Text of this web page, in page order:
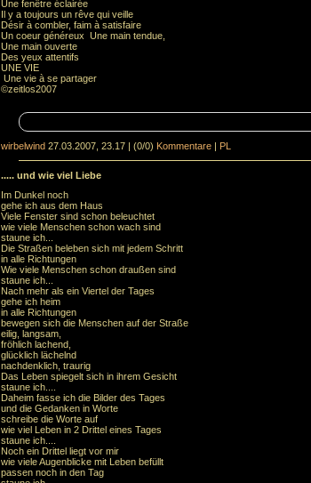
Une fenêtre éclairée
Il y a toujours un rêve qui veille
Désir à combler, faim à satisfaire
Un coeur généreux Une main tendue,
Une main ouverte
Des yeux attentifs
UNE VIE
Une vie à se partager
©zeitlos2007
wirbelwind 27.03.2007, 23.17 (0/0) Kommentare PL
..... und wie viel Liebe
Im Dunkel noch
gehe ich aus dem Haus
Viele Fenster sind schon beleuchtet
wie viele Menschen schon wach sind
staune ich...
Die Straßen beleben sich mit jedem Schritt
in alle Richtungen
Wie viele Menschen schon draußen sind
staune ich...
Nach mehr als ein Viertel der Tages
gehe ich heim
in alle Richtungen
bewegen sich die Menschen auf der Straße
eilig, langsam,
fröhlich lachend,
glücklich lächelnd
nachdenklich, traurig
Das Leben spiegelt sich in ihrem Gesicht
staune ich....
Daheim fasse ich die Bilder des Tages
und die Gedanken in Worte
schreibe die Worte auf
wie viel Leben in 2 Drittel eines Tages
staune ich....
Noch ein Drittel liegt vor mir
wie viele Augenblicke mit Leben befüllt
passen noch in den Tag